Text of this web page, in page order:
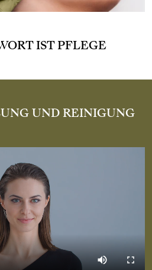
IST PFLEGE
UND REINIGUNG